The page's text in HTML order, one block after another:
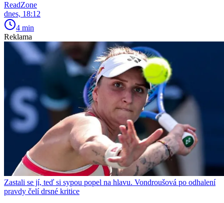
ReadZone
dnes, 18:12
4 min
Reklama
Zastali se jí, teď si sypou popel na hlavu. Vondroušová po odhalení
pravdy čelí drsné kritice